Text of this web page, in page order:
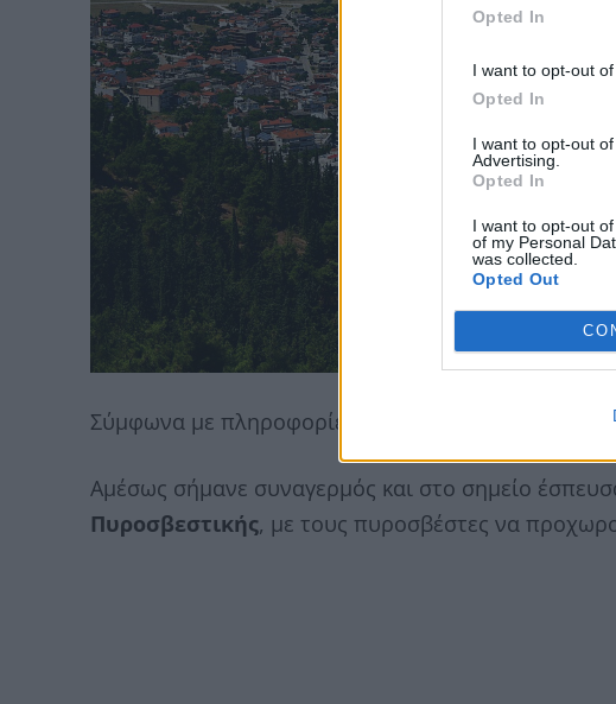
Opted In
I want to opt-out
Opted In
I want to opt-out
Advertising.
Opted In
I want to opt-out
of my Personal
was collected.
Opted Out
Σύμφωνα με πληροφορίες, τοίχος οικίας
Αμέσως σήμανε συναγερμός και στο σημείο
Πυροσβεστικής, με τους πυροσβέστες να